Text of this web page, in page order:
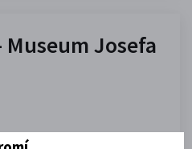
Josefa